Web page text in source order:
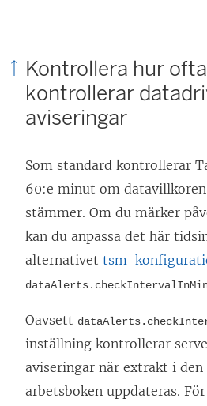
Kontrollera hur
kontrollerar
aviseringar
Som standard kontrollerar
60:e minut om
stämmer. Om du märker
kan du anpassa det här
alternativet tsm-
Oavsett
inställning kontrollerar
aviseringar när extrakt i den
arbetsboken uppdateras.